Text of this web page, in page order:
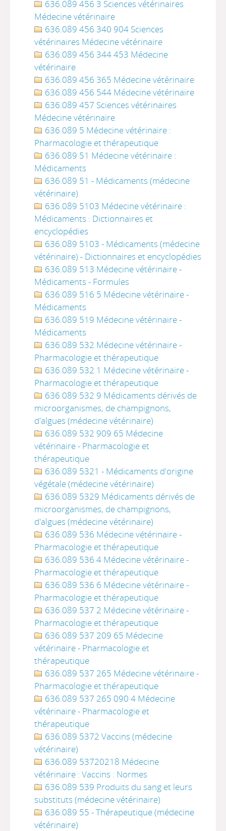
636.089 456 3 Sciences vétérinaires
Médecine vétérinaire
636.089 456 340 904 Sciences
vétérinaires Médecine vétérinaire
636.089 456 344 453 Médecine
vétérinaire
636.089 456 365 Médecine vétérinaire
636.089 456 544 Médecine vétérinaire
636.089 457 Sciences vétérinaires
Médecine vétérinaire
636.089 5 Médecine vétérinaire :
Pharmacologie et thérapeutique
636.089 51 Médecine vétérinaire :
Médicaments
636.089 51 - Médicaments (médecine
vétérinaire)
636.089 5103 Médecine vétérinaire :
Médicaments : Dictionnaires et
encyclopédies
636.089 5103 - Médicaments (médecine
vétérinaire) - Dictionnaires et encyclopédies
636.089 513 Médecine vétérinaire -
Médicaments - Formules
636.089 516 5 Médecine vétérinaire -
Médicaments
636.089 519 Médecine vétérinaire -
Médicaments
636.089 532 Médecine vétérinaire -
Pharmacologie et thérapeutique
636.089 532 1 Médecine vétérinaire -
Pharmacologie et thérapeutique
636.089 532 9 Médicaments dérivés de
microorganismes, de champignons,
d'algues (médecine vétérinaire)
636.089 532 909 65 Médecine
vétérinaire - Pharmacologie et
thérapeutique
636.089 5321 - Médicaments d'origine
végétale (médecine vétérinaire)
636.089 5329 Médicaments dérivés de
microorganismes, de champignons,
d'algues (médecine vétérinaire)
636.089 536 Médecine vétérinaire -
Pharmacologie et thérapeutique
636.089 536 4 Médecine vétérinaire -
Pharmacologie et thérapeutique
636.089 536 6 Médecine vétérinaire -
Pharmacologie et thérapeutique
636.089 537 2 Médecine vétérinaire -
Pharmacologie et thérapeutique
636.089 537 209 65 Médecine
vétérinaire - Pharmacologie et
thérapeutique
636.089 537 265 Médecine vétérinaire -
Pharmacologie et thérapeutique
636.089 537 265 090 4 Médecine
vétérinaire - Pharmacologie et
thérapeutique
636.089 5372 Vaccins (médecine
vétérinaire)
636.089 53720218 Médecine
vétérinaire : Vaccins : Normes
636.089 539 Produits du sang et leurs
substituts (médecine vétérinaire)
636.089 55 - Thérapeutique (médecine
vétérinaire)